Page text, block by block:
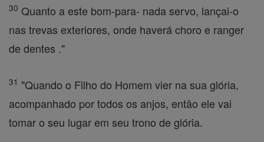
30 Quanto a este bom-para- nada servo, lançai-o
nas trevas exteriores, onde haverá choro e ranger
de dentes ."
31 "Quando o Filho do Homem vier na sua glória,
acompanhado por todos os anjos, então ele vai
tomar o seu lugar em seu trono de glória.